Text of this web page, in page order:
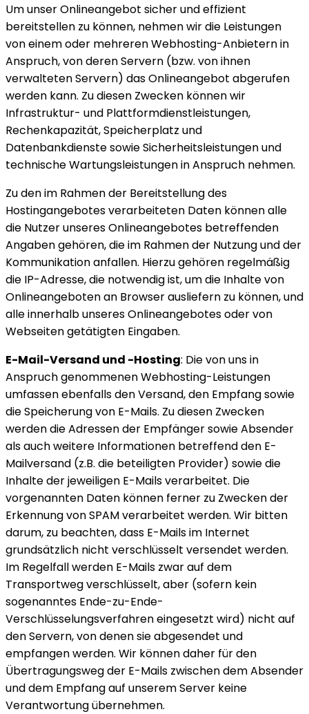
Um unser Onlineangebot sicher und effizient
bereitstellen zu können, nehmen wir die Leistungen
von einem oder mehreren Webhosting-Anbietern in
Anspruch, von deren Servern (bzw. von ihnen
verwalteten Servern) das Onlineangebot abgerufen
werden kann. Zu diesen Zwecken können wir
Infrastruktur- und Plattformdienstleistungen,
Rechenkapazität, Speicherplatz und
Datenbankdienste sowie Sicherheitsleistungen und
technische Wartungsleistungen in Anspruch nehmen.
Zu den im Rahmen der Bereitstellung des
Hostingangebotes verarbeiteten Daten können alle
die Nutzer unseres Onlineangebotes betreffenden
Angaben gehören, die im Rahmen der Nutzung und der
Kommunikation anfallen. Hierzu gehören regelmäßig
die IP-Adresse, die notwendig ist, um die Inhalte von
Onlineangeboten an Browser ausliefern zu können, und
alle innerhalb unseres Onlineangebotes oder von
Webseiten getätigten Eingaben.
E-Mail-Versand und -Hosting: Die von uns in
Anspruch genommenen Webhosting-Leistungen
umfassen ebenfalls den Versand, den Empfang sowie
die Speicherung von E-Mails. Zu diesen Zwecken
werden die Adressen der Empfänger sowie Absender
als auch weitere Informationen betreffend den E-
Mailversand (z.B. die beteiligten Provider) sowie die
Inhalte der jeweiligen E-Mails verarbeitet. Die
vorgenannten Daten können ferner zu Zwecken der
Erkennung von SPAM verarbeitet werden. Wir bitten
darum, zu beachten, dass E-Mails im Internet
grundsätzlich nicht verschlüsselt versendet werden.
Im Regelfall werden E-Mails zwar auf dem
Transportweg verschlüsselt, aber (sofern kein
sogenanntes Ende-zu-Ende-
Verschlüsselungsverfahren eingesetzt wird) nicht auf
den Servern, von denen sie abgesendet und
empfangen werden. Wir können daher für den
Übertragungsweg der E-Mails zwischen dem Absender
und dem Empfang auf unserem Server keine
Verantwortung übernehmen.